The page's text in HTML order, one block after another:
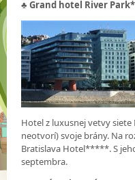
♣Grand hotel River
Hotel z luxusnej vetvy
neotvorí) svoje brány. Na
Bratislava Hotel*****. S
septembra.